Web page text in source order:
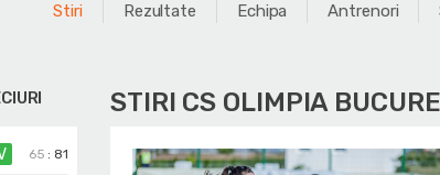
Stiri Rezultate Echipa Antrenori
65 : 81
STIRI CS OLIMPIA